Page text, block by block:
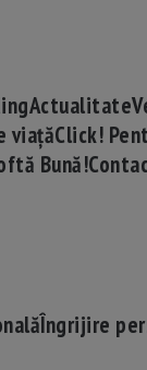
Actualitate
viațăClick!
Bună!
Îngrijire